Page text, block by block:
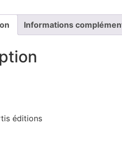
Informations
éditions